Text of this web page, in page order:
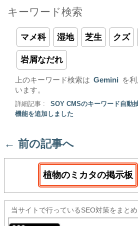
キーワード検索
マメ科 湿地 芝生 クズ
岩屑なだれ
上のキーワード検索は Gemini
を
います。
詳細記事 :
SOY CMSのキーワード自動
機能を追加しました
← 前の記事へ
植物のミカタの掲示板
当サイトで行っているSEO対策をまとめ